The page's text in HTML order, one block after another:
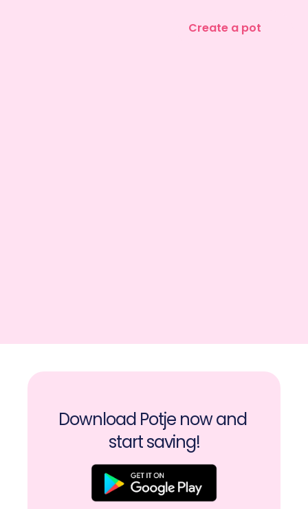
Create a pot
Download Potje now and
start saving!